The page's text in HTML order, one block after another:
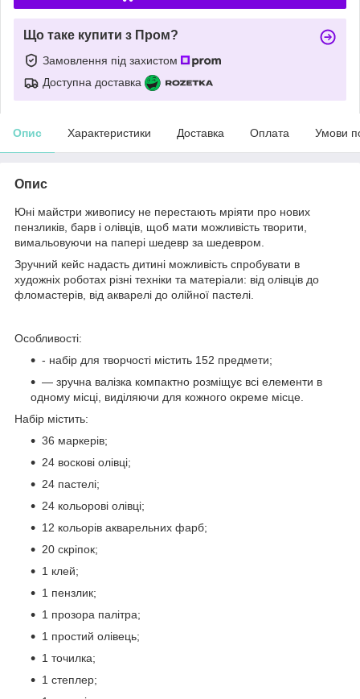
Що таке купити з Пром?
Замовлення під захистом
Доступна доставка
Опис Характеристики Доставка Оплата Умови
Опис
Юні майстри живопису не перестають мріяти про нових
пензликів, барв і олівців, щоб мати можливість творити,
вимальовуючи на папері шедевр за шедевром.
Зручний кейс надасть дитині можливість спробувати в
художніх роботах різні техніки та матеріали: від олівців до
фломастерів, від акварелі до олійної пастелі.
Особливості:
- набір для творчості містить 152 предмети;
— зручна валізка компактно розміщує всі елементи в
одному місці, виділяючи для кожного окреме місце.
Набір містить:
36 маркерів;
24 воскові олівці;
24 пастелі;
24 кольорові олівці;
12 кольорів акварельних фарб;
20 скріпок;
1 клей;
1 пензлик;
1 прозора палітра;
1 простий олівець;
1 точилка;
1 степлер;